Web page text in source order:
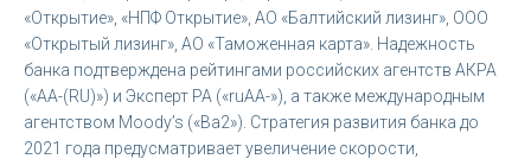
«Открытие», «НПФ Открытие», АО «Балтийский лизинг», ООО
«Открытый лизинг», АО «Таможенная карта». Надежность
банка подтверждена рейтингами российских агентств АКРА
(«АА-(RU)») и Эксперт РА («ruAA-»), а также международным
агентством Moody’s («Ba2»). Стратегия развития банка до
2021 года предусматривает увеличение скорости,